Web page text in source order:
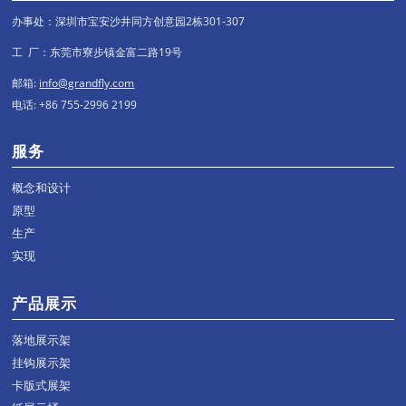
办事处：深圳市宝安沙井同方创意园2栋301-307
工 厂：东莞市寮步镇金富二路19号
邮箱: info@grandfly.com
电话: +86 755-2996 2199
服务
概念和设计
原型
生产
实现
产品展示
落地展示架
挂钩展示架
卡版式展架